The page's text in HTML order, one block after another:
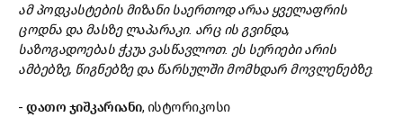
ამ პოდკასტების მიზანი საერთოდ არაა ყველაფრის
ცოდნა და მასზე ლაპარაკი. არც ის გვინდა,
საზოგადოებას ჭკუა ვასწავლოთ. ეს სერიები არის
ამბებზე, წიგნებზე და წარსულში მომხდარ მოვლენებზე.
- დათო ჯიშკარიანი, ისტორიკოსი